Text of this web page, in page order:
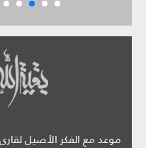
موعد مع الفكر الأصيل